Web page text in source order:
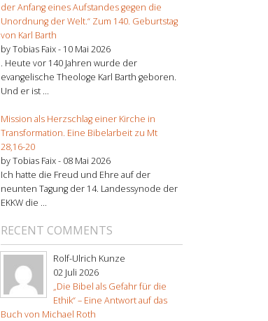
der Anfang eines Aufstandes gegen die
Unordnung der Welt.“ Zum 140. Geburtstag
von Karl Barth
by Tobias Faix - 10 Mai 2026
. Heute vor 140 Jahren wurde der
evangelische Theologe Karl Barth geboren.
Und er ist ...
Mission als Herzschlag einer Kirche in
Transformation. Eine Bibelarbeit zu Mt
28,16-20
by Tobias Faix - 08 Mai 2026
Ich hatte die Freud und Ehre auf der
neunten Tagung der 14. Landessynode der
EKKW die ...
RECENT COMMENTS
Rolf-Ulrich Kunze
02 Juli 2026
„Die Bibel als Gefahr für die
Ethik“ – Eine Antwort auf das
Buch von Michael Roth